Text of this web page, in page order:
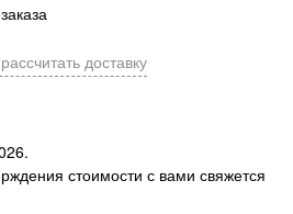
рассчитать доставку
стоимости с вами свяжется